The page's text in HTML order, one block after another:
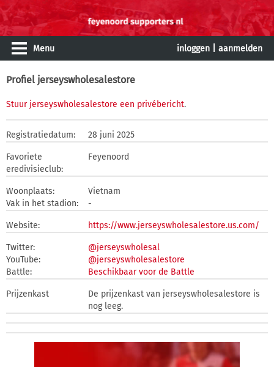
Menu inloggen aanmelden
Profiel jerseyswholesalestore
Stuur jerseyswholesalestore een privébericht.
Registratiedatum: 28 juni 2025
Favoriete
eredivisieclub:
Feyenoord
Woonplaats:
Vietnam
Vak in het stadion:
-
Website: https://www.jerseyswholesalestore.us.com/
Twitter:
@jerseyswholesal
YouTube:
@jerseyswholesalestore
Battle:
Beschikbaar voor de Battle
Prijzenkast
De prijzenkast van jerseyswholesalestore is
nog leeg.